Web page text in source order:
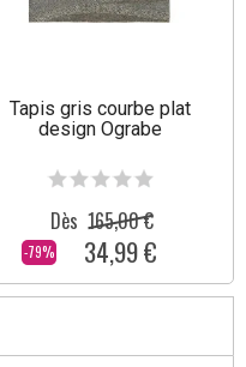
Tapis gris courbe plat
design Ograbe
-79%
Dès 165,00 €
34,99 €